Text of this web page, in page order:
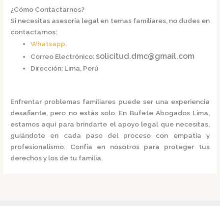
¿Cómo Contactarnos?
Si necesitas asesoría legal en temas familiares, no dudes en
contactarnos:
Whatsapp.
Correo Electrónico:solicitud.dmc@gmail.com
Dirección: Lima, Perú
Enfrentar problemas familiares puede ser una experiencia
desafiante, pero no estás solo. En Bufete Abogados Lima,
estamos aquí para brindarte el apoyo legal que necesitas,
guiándote en cada paso del proceso con empatía y
profesionalismo.
Confía en nosotros para proteger tus
derechos y los de tu familia.